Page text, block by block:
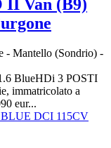
Van (B9)
- Mantello (Sondrio) -
BlueHDi 3 POSTI
immatricolato a
eur...